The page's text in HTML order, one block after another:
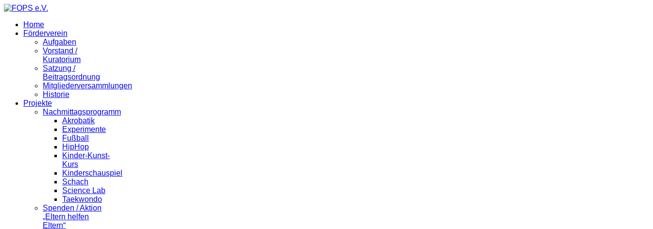
Home
Förderverein
Aufgaben
Vorstand /
Kuratorium
Satzung /
Beitragsordnung
Mitgliederversammlungen
Historie
Projekte
Nachmittagsprogramm
Akrobatik
Experimente
Fußball
HipHop
Kinder-Kunst-
Kurs
Kinderschauspiel
Schach
Science Lab
Taekwondo
Spenden / Aktion
„Eltern helfen
Eltern“